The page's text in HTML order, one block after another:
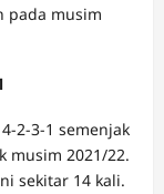
pada musim
2-3-1 semenjak
musim 2021/22.
sekitar 14 kali.